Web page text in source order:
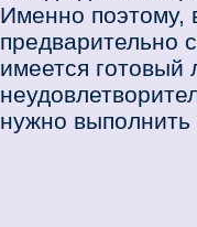
Именно поэтому,
предварительно
имеется
нужно